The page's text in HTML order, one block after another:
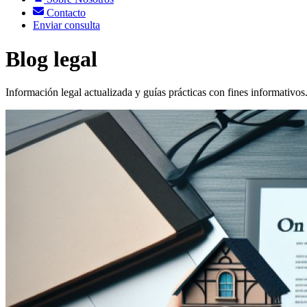
Contacto
Enviar consulta
Blog legal
Información legal actualizada y guías prácticas con fines informativos.